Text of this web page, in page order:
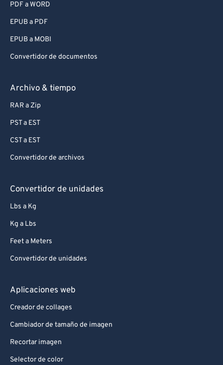
PDF a WORD
EPUB a PDF
EPUB a MOBI
Convertidor de documentos
Archivo & tiempo
RAR a Zip
PST a EST
CST a EST
Convertidor de archivos
Convertidor de unidades
Lbs a Kg
Kg a Lbs
Feet a Meters
Convertidor de unidades
Aplicaciones web
Creador de collages
Cambiador de tamaño de imagen
Recortar imagen
Selector de color